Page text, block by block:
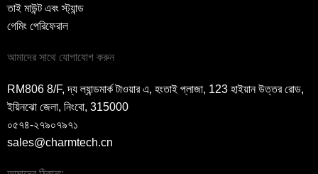
তাই মাউন্ট এবং স্ট্যান্ড
গেমিং পেরিফেরাল
আমাদের সাথে যোগাযোগ করুন
RM806 8/F, দ্য ল্যান্ডমার্ক টাওয়ার এ, হংতাই প্লাজা, 123 হাইয়ান উত্তর রোড,
ইয়িনঝো জেলা, নিংবো, 315000
০৫৭৪-২৭৯০৭৯৭১
sales@charmtech.cn